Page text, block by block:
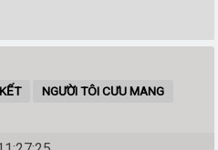
NGƯỜI TÔI CƯU MANG